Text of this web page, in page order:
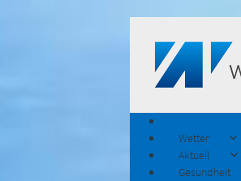
Wetter
Aktuell
Gesundheit